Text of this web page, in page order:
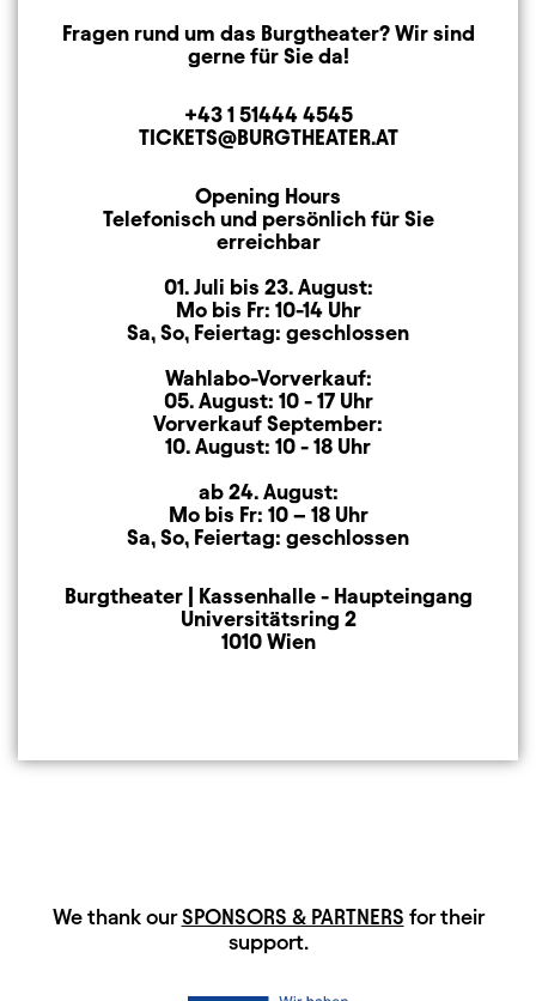
Fragen rund um das Burgtheater? Wir sind
gerne für Sie da!
Telephone
+43 1 51444 4545
E-MAIL ADDRESS
TICKETS@BURGTHEATER.AT
Opening Hours
Opening Hours
Telefonisch und persönlich für Sie
erreichbar
01. Juli bis 23. August:
Mo bis Fr: 10-14 Uhr
Sa, So, Feiertag: geschlossen
Wahlabo-Vorverkauf:
05. August: 10 - 17 Uhr
Vorverkauf September:
10. August: 10 - 18 Uhr
ab 24. August:
Mo bis Fr: 10 – 18 Uhr
Sa, So, Feiertag: geschlossen
Mailing Address
Burgtheater | Kassenhalle - Haupteingang
Universitätsring 2
1010 Wien
HAUPTSPONSOREN
We thank ourSPONSORS & PARTNERS for their
support.